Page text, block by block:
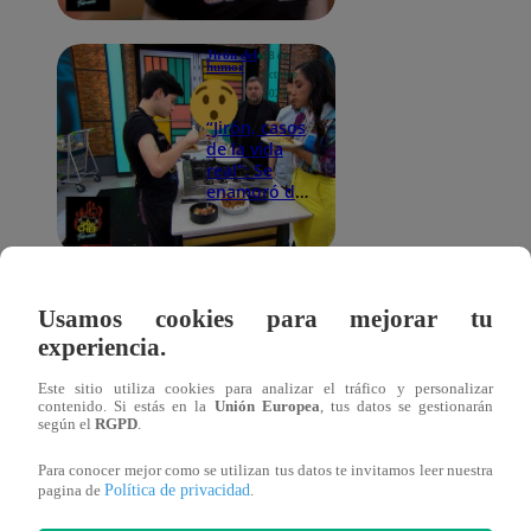
Orbegoso
pero el plan
se salió de
control |
Jirón del
Humor
Jirón del
humor
28 de
octubre
2023
“Jirón, casos
de la vida
real”: Se
enamoró de
su cuñado y
engañaron a
2023
Humor: Le
pide mujer
‘Sexygenio’ y
se lo
Usamos cookies para mejorar tu
experiencia.
Este sitio utiliza cookies para analizar el tráfico y personalizar
contenido. Si estás en la Unión Europea, tus datos se gestionarán
según el RGPD.
Para conocer mejor como se utilizan tus datos te invitamos leer nuestra
pagina de Política de privacidad.